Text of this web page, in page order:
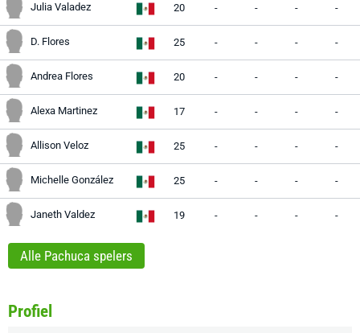
Julia Valadez 20 - - - -
D. Flores 25 - - - -
Andrea Flores 20 - - - -
Alexa Martinez 17 - - - -
Allison Veloz 25 - - - -
Michelle González 25 - - - -
Janeth Valdez 19 - - - -
Alle Pachuca spelers
Profiel